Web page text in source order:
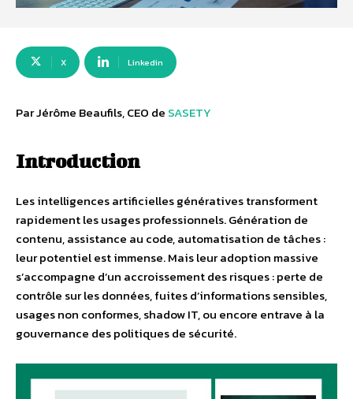
X Linkedin
Par Jérôme Beaufils, CEO de SASETY
Introduction
Les intelligences artificielles génératives transforment
rapidement les usages professionnels. Génération de
contenu, assistance au code, automatisation de tâches :
leur potentiel est immense. Mais leur adoption massive
s’accompagne d’un accroissement des risques : perte de
contrôle sur les données, fuites d’informations sensibles,
usages non conformes, shadow IT, ou encore entrave à la
gouvernance des politiques de sécurité.